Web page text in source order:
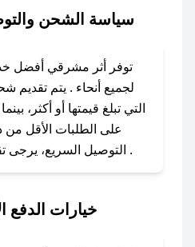
باستخدام تطبيق صحصح،
تواصل معنا عبر تويتر أو
سياسة الشحن
توفر أثر مشرقي أفضل
لجميع أنحاء . يتم تقديم
التي تبلغ قيمتها أو أكثر،
على الطلبات الأقل من
التوصيل السريع، يرجى تقديم طلبك قبل الساعة .
خيارات الدفع